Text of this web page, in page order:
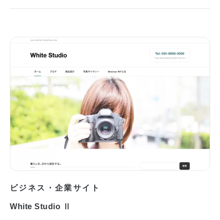
ビジネス・企業サイト
White Studio Ⅱ